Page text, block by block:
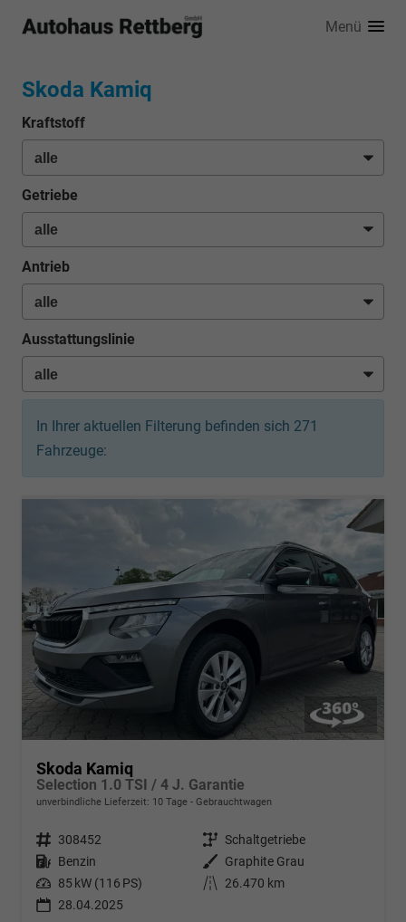
Menü
Skoda Kamiq
Kraftstoff
Getriebe
Antrieb
Ausstattungslinie
In Ihrer aktuellen Filterung befinden sich 271
Fahrzeuge:
Skoda Kamiq
Selection 1.0 TSI / 4 J. Garantie
unverbindliche Lieferzeit: 10 Tage Gebrauchtwagen
Fahrzeugnr. 308452 Getriebe Schaltgetriebe
Kraftstoff Benzin Außenfarbe
Graphite Grau
Leistung 85 kW (116 PS) Kilometerstand
26.470 km
28.04.2025